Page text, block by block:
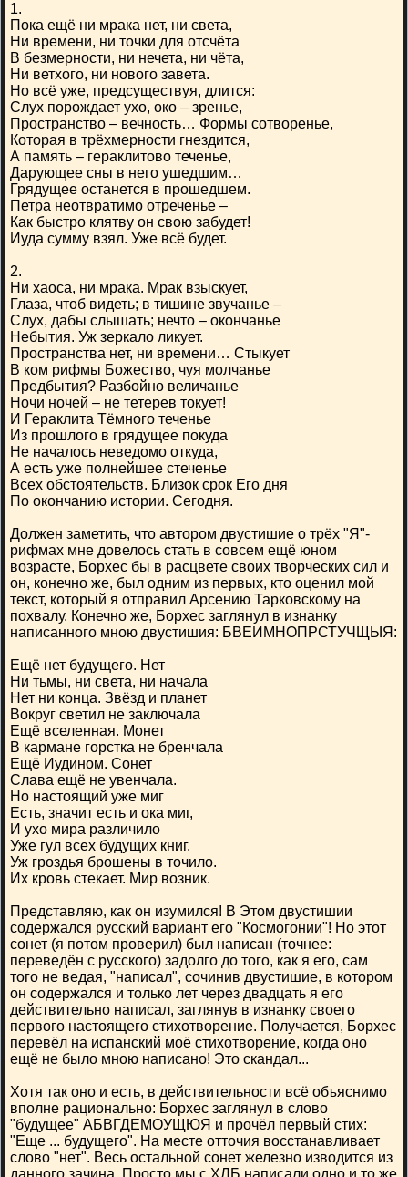
1.
Пока ещё ни мрака нет, ни света,
Ни времени, ни точки для отсчёта
В безмерности, ни нечета, ни чёта,
Ни ветхого, ни нового завета.
Но всё уже, предсуществуя, длится:
Слух порождает ухо, око – зренье,
Пространство – вечность… Формы сотворенье,
Которая в трёхмерности гнездится,
А память – гераклитово теченье,
Дарующее сны в него ушедшим…
Грядущее останется в прошедшем.
Петра неотвратимо отреченье –
Как быстро клятву он свою забудет!
Иуда сумму взял. Уже всё будет.
2.
Ни хаоса, ни мрака. Мрак взыскует,
Глаза, чтоб видеть; в тишине звучанье –
Слух, дабы слышать; нечто – окончанье
Небытия. Уж зеркало ликует.
Пространства нет, ни времени… Стыкует
В ком рифмы Божество, чуя молчанье
Предбытия? Разбойно величанье
Ночи ночей – не тетерев токует!
И Гераклита Тёмного теченье
Из прошлого в грядущее покуда
Не началось неведомо откуда,
А есть уже полнейшее стеченье
Всех обстоятельств. Близок срок Его дня
По окончанию истории. Сегодня.
Должен заметить, что автором двустишие о трёх "Я"-
рифмах мне довелось стать в совсем ещё юном
возрасте, Борхес бы в расцвете своих творческих сил и
он, конечно же, был одним из первых, кто оценил мой
текст, который я отправил Арсению Тарковскому на
похвалу. Конечно же, Борхес заглянул в изнанку
написанного мною двустишия: БВЕИМНОПРСТУЧЩЫЯ:
Ещё нет будущего. Нет
Ни тьмы, ни света, ни начала
Нет ни конца. Звёзд и планет
Вокруг светил не заключала
Ещё вселенная. Монет
В кармане горстка не бренчала
Ещё Иудином. Сонет
Слава ещё не увенчала.
Но настоящий уже миг
Есть, значит есть и ока миг,
И ухо мира различило
Уже гул всех будущих книг.
Уж гроздья брошены в точило.
Их кровь стекает. Мир возник.
Представляю, как он изумился! В Этом двустишии
содержался русский вариант его "Космогонии"! Но этот
сонет (я потом проверил) был написан (точнее:
переведён с русского) задолго до того, как я его, сам
того не ведая, "написал", сочинив двустишие, в котором
он содержался и только лет через двадцать я его
действительно написал, заглянув в изнанку своего
первого настоящего стихотворение. Получается, Борхес
перевёл на испанский моё стихотворение, когда оно
ещё не было мною написано! Это скандал...
Хотя так оно и есть, в действительности всё объяснимо
вполне рационально: Борхес заглянул в слово
"будущее" АБВГДЕМОУЩЮЯ и прочёл первый стих:
"Еще ... будущего". На месте отточия восстанавливает
слово "нет". Весь остальной сонет железно изводится из
данного зачина. Просто мы с ХЛБ написали одно и то же